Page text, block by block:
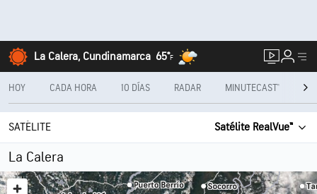
La Calera, Cundinamarca 65°F
HOY CADA HORA 10 DÍAS RADAR MINUTECAST®
SATÉLITE Satélite RealVue™
La Calera